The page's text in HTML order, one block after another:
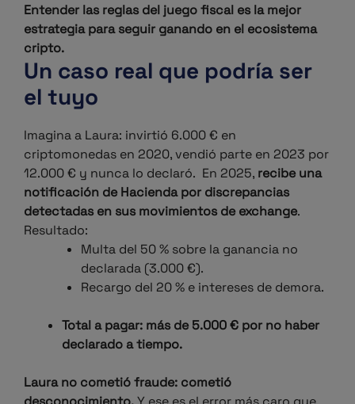
Entender las reglas del juego fiscal es la mejor
estrategia para seguir ganando en el ecosistema
cripto.
Un caso real que podría ser
el tuyo
Imagina a Laura: invirtió 6.000 € en
criptomonedas en 2020, vendió parte en 2023 por
12.000 € y nunca lo declaró. En 2025, recibe una
notificación de Hacienda por discrepancias
detectadas en sus movimientos de exchange.
Resultado:
Multa del 50 % sobre la ganancia no
declarada (3.000 €).
Recargo del 20 % e intereses de demora.
Total a pagar: más de 5.000 € por no haber
declarado a tiempo.
Laura no cometió fraude: cometió